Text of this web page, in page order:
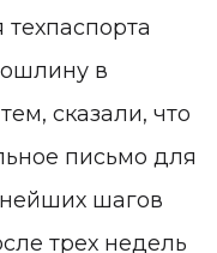
в
сказали, что
письмо для
шагов
трех недель